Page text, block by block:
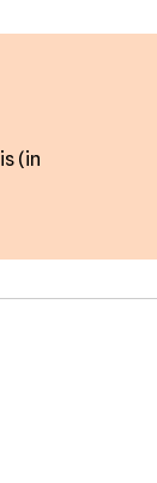
(in